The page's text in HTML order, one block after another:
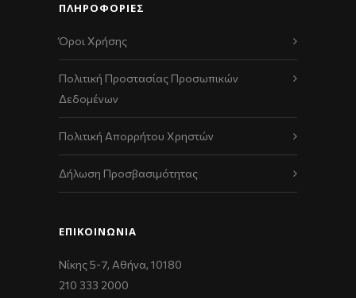
ΠΛΗΡΟΦΟΡΙΕΣ
Όροι Χρήσης
Πολιτική Προστασίας Προσωπικών
Δεδομένων
Πολιτική Απορρήτου Χρηστών
Δήλωση Προσβασιμότητας
ΕΠΙΚΟΙΝΩΝΊΑ
Νίκης 5-7, Αθήνα, 10180
210 333 2000